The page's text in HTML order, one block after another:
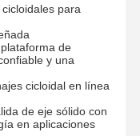
para
de
y una
cicloidal en línea
de eje sólido con
en aplicaciones